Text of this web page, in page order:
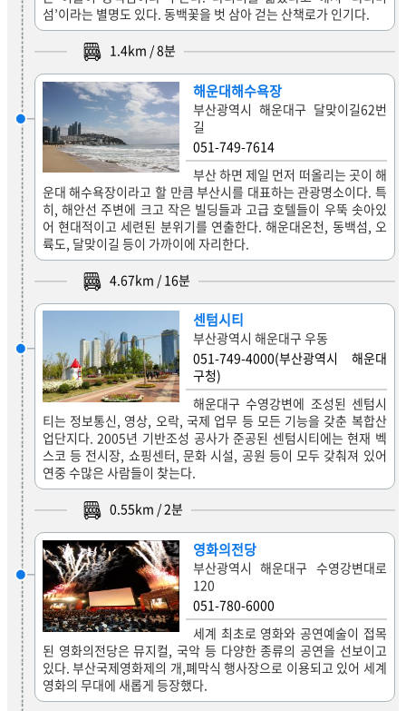
섬’이라는 별명도 있다. 동백꽃을 벗 삼아 걷는 산책로가 인기다.
1.4km /8분
해운대해수욕장
부산광역시 해운대구 달맞이길62번
길
051-749-7614
부산 하면 제일 먼저 떠올리는 곳이 해
운대 해수욕장이라고 할 만큼 부산시를 대표하는 관광명소이다. 특
히, 해안선 주변에 크고 작은 빌딩들과 고급 호텔들이 우뚝 솟아있
어 현대적이고 세련된 분위기를 연출한다. 해운대온천, 동백섬, 오
륙도, 달맞이길 등이 가까이에 자리한다.
4.67km / 16분
센텀시티
부산광역시 해운대구 우동
051-749-4000(부산광역시 해운대
구청)
해운대구 수영강변에 조성된 센텀시
티는 정보통신, 영상, 오락, 국제 업무 등 모든 기능을 갖춘 복합산
업단지다. 2005년 기반조성 공사가 준공된 센텀시티에는 현재 벡
스코 등 전시장, 쇼핑센터, 문화 시설, 공원 등이 모두 갖춰져 있어
연중 수많은 사람들이 찾는다.
0.55km /2분
영화의전당
부산광역시 해운대구 수영강변대로
120
051-780-6000
세계 최초로 영화와 공연예술이 접목
된 영화의전당은 뮤지컬, 국악 등 다양한 종류의 공연을 선보이고
있다. 부산국제영화제의 개,폐막식 행사장으로 이용되고 있어 세계
영화의 무대에 새롭게 등장했다.